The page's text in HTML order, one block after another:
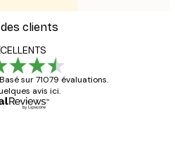
clients
Basé sur 71079 évaluations.
avis ici.